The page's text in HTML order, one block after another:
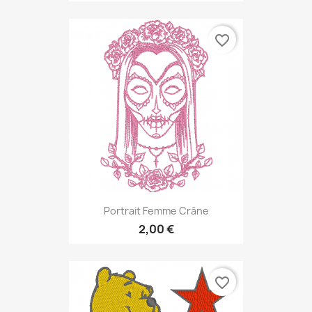
Portrait Femme Crâne
2,00 €
favorite_border
favorite_border